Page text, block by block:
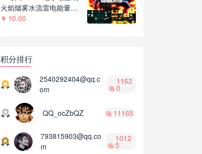
火焰烟雾水流雷电能量MG
动画+通道视频素材
10.00
积分排行
2540292404@qq.c
om
1162
0
QQ_ocZbQZ 11165
793815903@qq.co
m
1012
5